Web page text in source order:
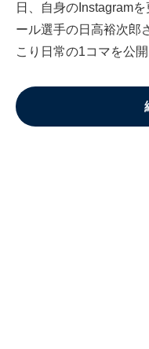
日、自身のInstagram
ール選手の日高裕次郎
こり日常の1コマを公